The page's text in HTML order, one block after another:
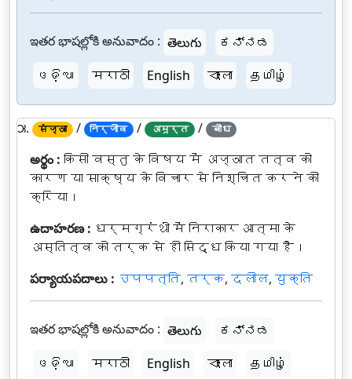
ఇతర భాషల్లోకి అనువాదం : తెలుగు
ಕನ್ನಡ
ଓଡ଼ିଆ
मराठी English বাংলা தமிழ்
౫. संज्ञा / निर्जीव / अमूर्त / बोध
అర్థం : किसी वस्तु के विषय में अज्ञात तत्व को
कारण या साक्ष्य के विचार से निश्चित करने की
क्रिया।
ఉదాహరణ : धर्मग्रंथों में निराकार आत्मा के
अस्तित्व को तर्क से ही सिद्ध किया गया है।
పర్యాయపదాలు : उपपत्ति, तर्क, दलील, युक्ति
ఇతర భాషల్లోకి అనువాదం : తెలుగు
ಕನ್ನಡ
ଓଡ଼ିଆ
मराठी English বাংলা தமிழ்